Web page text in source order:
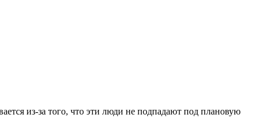
из-за того, что эти люди не подпадают под плановую